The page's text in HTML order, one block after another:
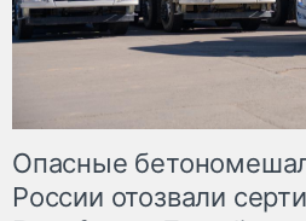
Опасные
России отозвали